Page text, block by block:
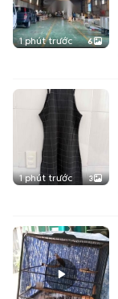
1 phút trước 6
1 phút trước 3